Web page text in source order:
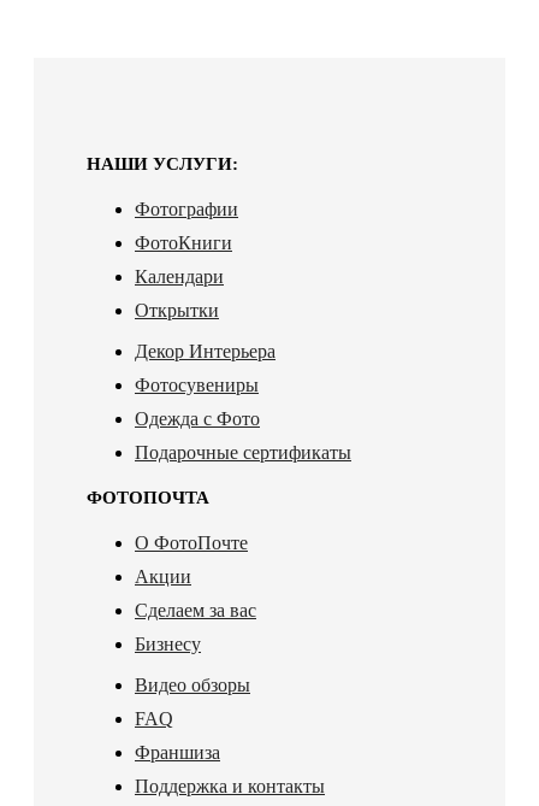
НАШИ УСЛУГИ:
Фотографии
ФотоКниги
Календари
Открытки
Декор Интерьера
Фотосувениры
Одежда с Фото
Подарочные сертификаты
ФОТОПОЧТА
О ФотоПочте
Акции
Сделаем за вас
Бизнесу
Видео обзоры
FAQ
Франшиза
Поддержка и контакты